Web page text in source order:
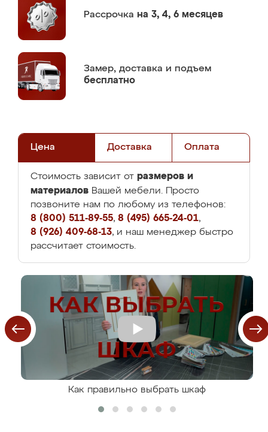
Рассрочка на 3, 4, 6 месяцев
Замер, доставка и подъем
бесплатно
Цена Доставка Оплата
Стоимость зависит от размеров и
материалов Вашей мебели. Просто
позвоните нам по любому из телефонов:
8 (800) 511-89-55, 8 (495) 665-24-01,
8 (926) 409-68-13, и наш менеджер быстро
рассчитает стоимость.
Как правильно выбрать шкаф